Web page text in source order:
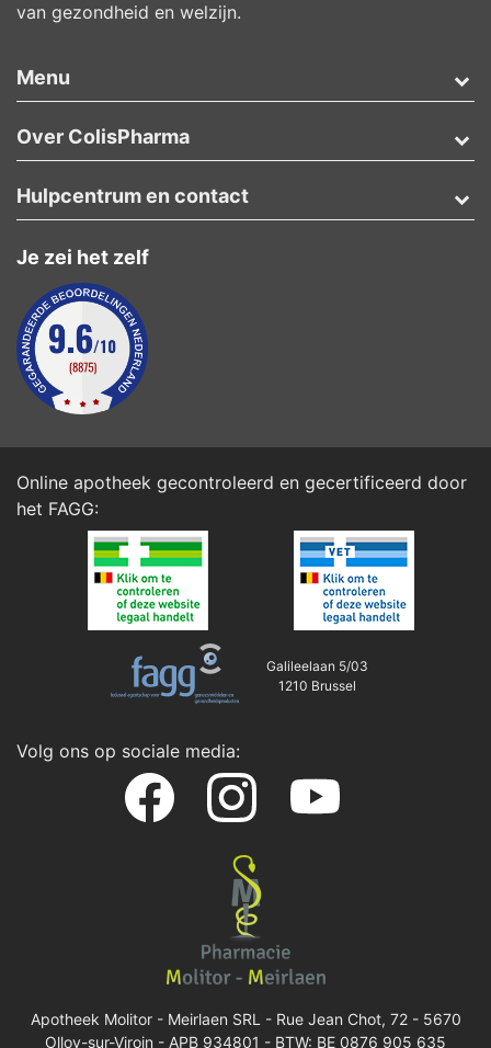
van gezondheid en welzijn.
Menu
Over ColisPharma
Je zei het zelf
Hulpcentrum en contact
Online apotheek gecontroleerd en gecertificeerd door
het FAGG:
Galileelaan 5/03
1210 Brussel
Volg ons op sociale media:
Apotheek Molitor - Meirlaen SRL - Rue Jean Chot, 72 - 5670
Olloy-sur-Viroin - APB 934801 - BTW: BE 0876 905 635